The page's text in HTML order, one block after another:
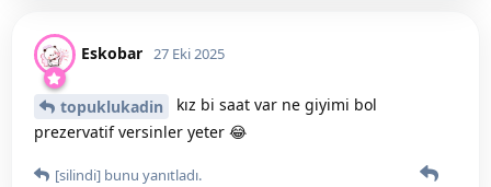
Eskobar 27 Eki 2025
topuklukadin
kız bi saat var ne giyimi bol
prezervatif versinler yeter 😂
[silindi] bunu yanıtladı.